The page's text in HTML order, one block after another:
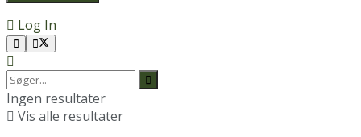
Log In
Ingen resultater
Vis alle resultater